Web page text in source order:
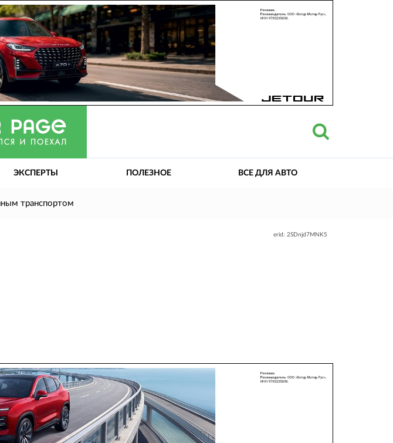
ЭКСПЕРТЫ ПОЛЕЗНОЕ ВСЕ ДЛЯ АВТО
транспортом
erid: 2SDnjd7MNK5